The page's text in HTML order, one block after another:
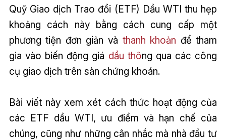
Quỹ Giao dịch Trao đổi (ETF) Dầu WTI thu hẹp
khoảng cách này bằng cách cung cấp một
phương tiện đơn giản và thanh khoản để tham
gia vào biến động giá dầu thông qua các công
cụ giao dịch trên sàn chứng khoán.
Bài viết này xem xét cách thức hoạt động của
các ETF dầu WTI, ưu điểm và hạn chế của
chúng, cũng như những cân nhắc mà nhà đầu tư